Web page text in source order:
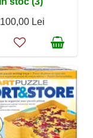
100,00 Lei